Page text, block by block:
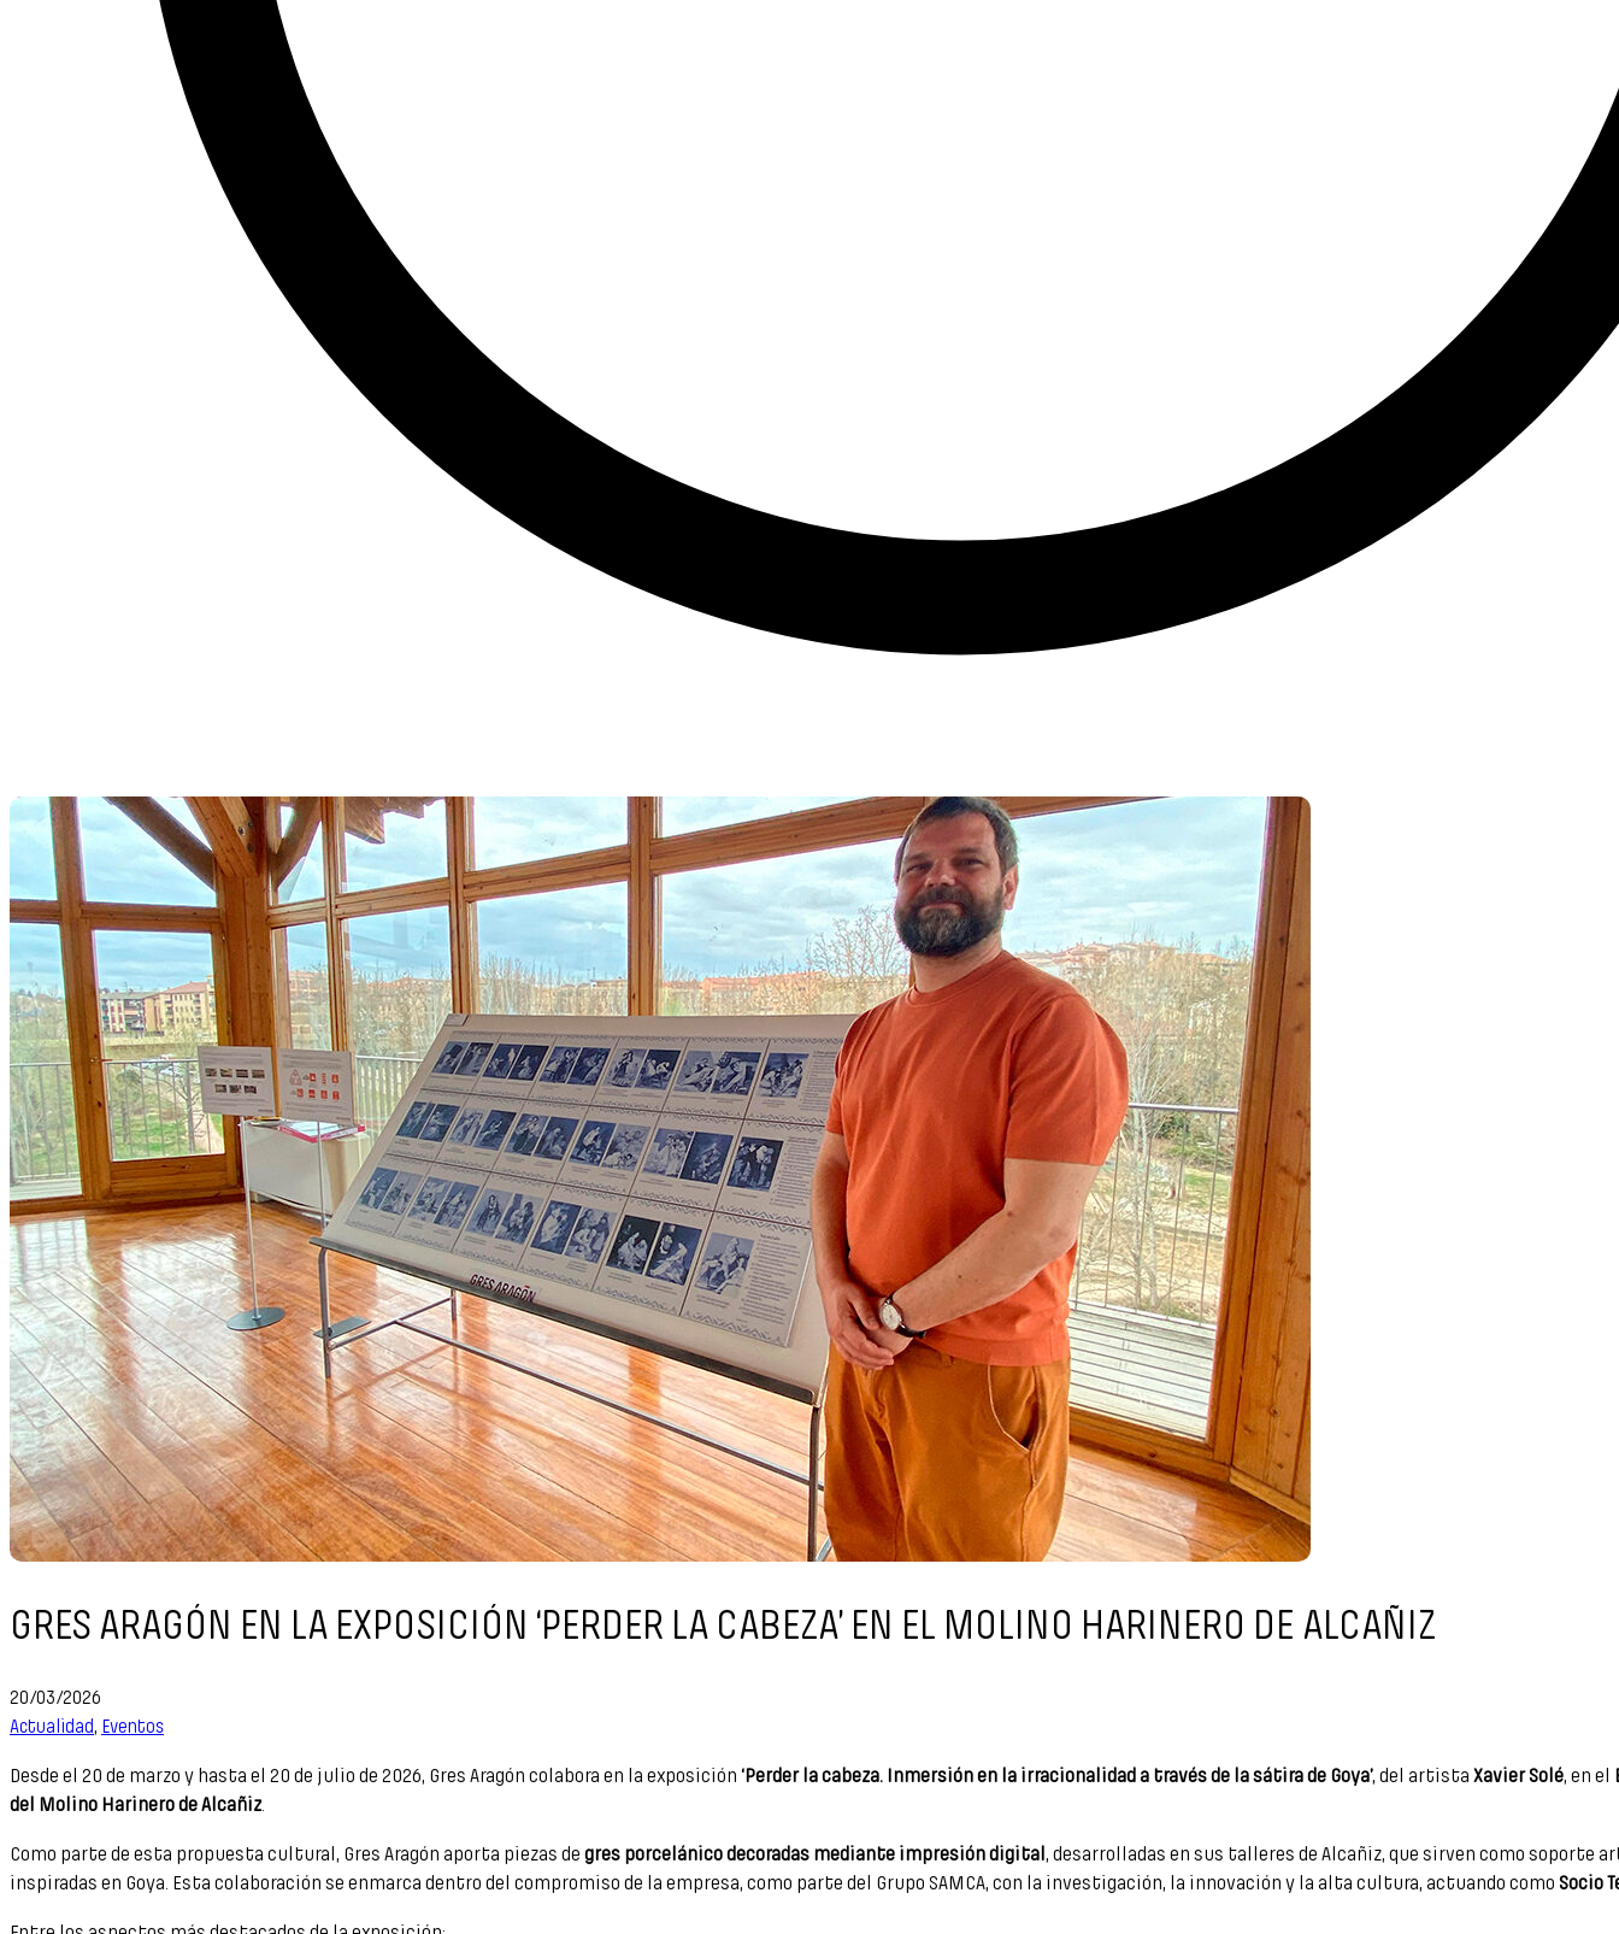
GRES ARAGÓN EN LA EXPOSICIÓN ‘PERDER LA CABEZA’ EN EL MOLINO HARINERO DE ALCAÑIZ
20/03/2026
Actualidad, Eventos
Desde el 20 de marzo y hasta el 20 de julio de 2026, Gres Aragón colabora en la exposición ‘Perder la cabeza. Inmersión en la irracionalidad a través de la sátira de Goya’, del artista Xavier Solé, en el
del Molino Harinero de Alcañiz.
Como parte de esta propuesta cultural, Gres Aragón aporta piezas de gres porcelánico decoradas mediante impresión digital , desarrolladas en sus talleres de Alcañiz, que sirven como soporte
inspiradas en Goya. Esta colaboración se enmarca dentro del compromiso de la empresa, como parte del Grupo SAMCA, con la investigación, la innovación y la alta cultura, actuando como Socio